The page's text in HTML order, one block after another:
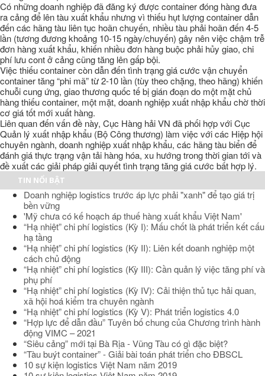
Có những doanh nghiệp đã đăng ký được container đóng hàng đưa
ra cảng để lên tàu xuất khẩu nhưng vì thiếu hụt lượng container dẫn
đến các hãng tàu liên tục hoãn chuyến, nhiều tàu phải hoãn đến 4-5
lần (tương đương khoảng 10-15 ngày/chuyến) gây nên việc chậm trễ
đơn hàng xuất khẩu, khiến nhiều đơn hàng buộc phải hủy giao, chi
phí lưu cont ở cảng cũng tăng lên gấp bội.
Việc thiếu container còn dẫn đến tình trạng giá cước vận chuyển
container tăng “phi mã” từ 2-10 lần (tùy theo chặng, theo hãng) khiến
chuỗi cung ứng, giao thương quốc tế bị gián đoạn do một mặt chủ
hàng thiếu container, một mặt, doanh nghiệp xuất nhập khẩu chờ thời
cơ giá tốt mới xuất hàng.
Liên quan đến vấn đề này, Cục Hàng hải VN đã phối hợp với Cục
Quản lý xuất nhập khẩu (Bộ Công thương) làm việc với các Hiệp hội
chuyên ngành, doanh nghiệp xuất nhập khẩu, các hãng tàu biển để
đánh giá thực trạng vận tải hàng hóa, xu hướng trong thời gian tới và
đề xuất các giải pháp giải quyết tình trạng tăng giá cước bất hợp lý.
TIN NỔI BẬT
Doanh nghiệp logistics trước áp lực phải "xanh" để tạo giá trị
bền vững
'Mỹ chưa có kế hoạch áp thuế hàng xuất khẩu Việt Nam'
“Hạ nhiệt” chi phí logistics (Kỳ I): Mấu chốt là phát triển kết cấu
hạ tầng
“Hạ nhiệt” chi phí logistics (Kỳ II): Liên kết doanh nghiệp một
cách chủ động
“Hạ nhiệt” chi phí logistics (Kỳ III): Cần quản lý việc tăng phí và
phụ phí
“Hạ nhiệt” chi phí logistics (Kỳ IV): Cải thiện thủ tục hải quan,
xã hội hoá kiểm tra chuyên ngành
“Hạ nhiệt” chi phí logistics (Kỳ V): Phát triển logistics 4.0
“Hợp lực để dẫn đầu” Tuyên bố chung của Chương trình hành
động VIMC – 2021
“Siêu cảng” mới tại Bà Rịa - Vũng Tàu có gì đặc biệt?
“Tàu buýt container” - Giải bài toán phát triển cho ĐBSCL
10 sự kiện logistics Việt Nam năm 2019